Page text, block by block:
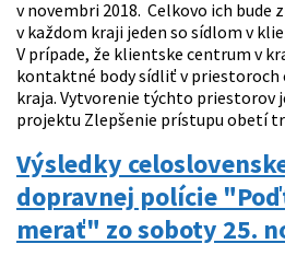
v novembri 2018. Celkovo ich bude
v každom kraji jeden so sídlom v
V prípade, že klientske centrum v
kontaktné body sídliť v priestoroch
kraja. Vytvorenie týchto priestorov
projektu Zlepšenie prístupu obetí
Výsledky
dopravnej polície
merať" zo soboty 25.